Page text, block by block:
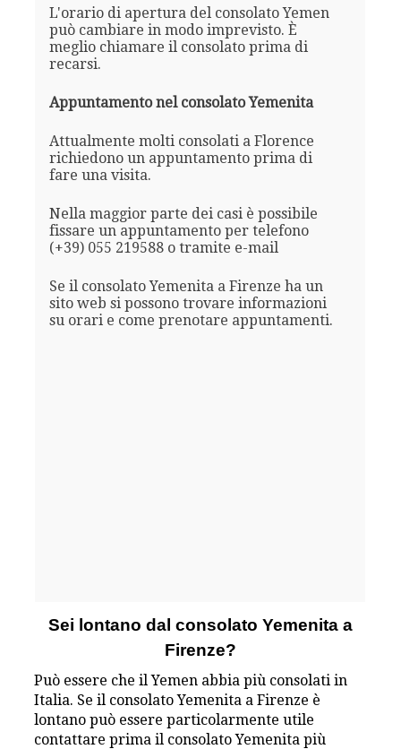
L'orario di apertura del consolato Yemen
può cambiare in modo imprevisto. È
meglio chiamare il consolato prima di
recarsi.
Appuntamento nel consolato Yemenita
Attualmente molti consolati a Florence
richiedono un appuntamento prima di
fare una visita.
Nella maggior parte dei casi è possibile
fissare un appuntamento per telefono
(+39) 055 219588 o tramite e-mail
Se il consolato Yemenita a Firenze ha un
sito web si possono trovare informazioni
su orari e come prenotare appuntamenti.
Sei lontano dal consolato Yemenita a
Firenze?
Può essere che il Yemen abbia più consolati in
Italia. Se il consolato Yemenita a Firenze è
lontano può essere particolarmente utile
contattare prima il consolato Yemenita più